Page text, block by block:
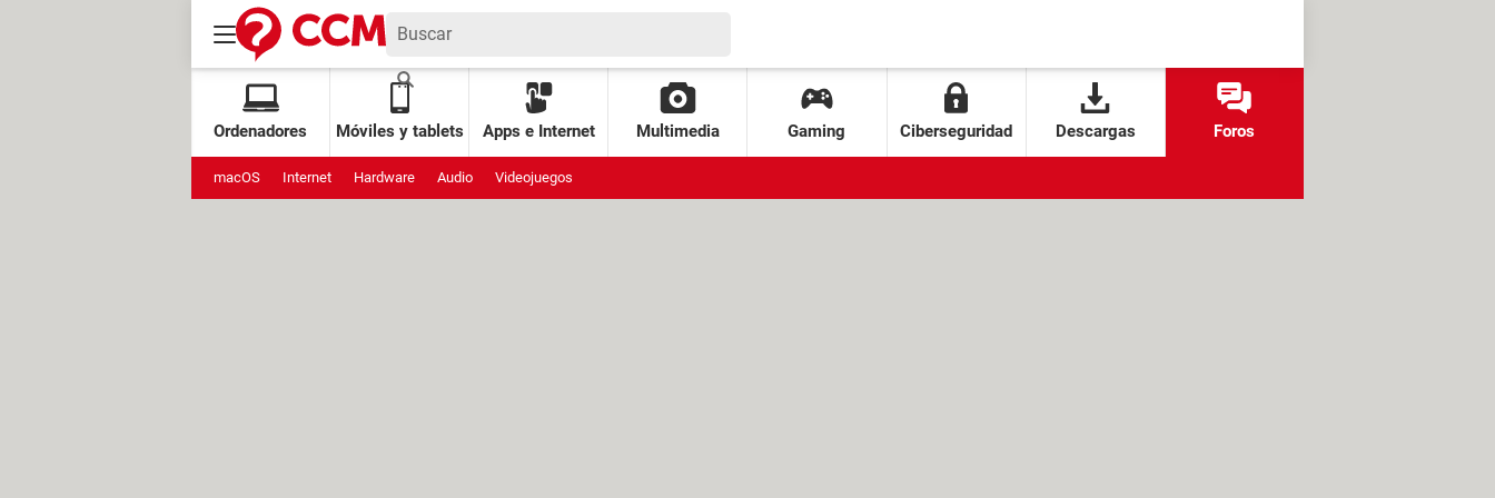
Ordenadores Móviles y tablets Apps e Internet Multimedia Gaming Ciberseguridad Descargas Foros
macOS Internet Hardware Audio Videojuegos